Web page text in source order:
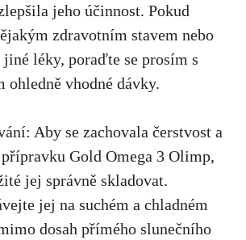
jeho účinnost. Pokud
zdravotním stavem nebo
léky, poraďte se prosím s
ohledně vhodné dávky.
Aby se zachovala čerstvost a
Gold Omega 3 Olimp,
jej správně skladovat.
jej na suchém a chladném
dosah přímého slunečního